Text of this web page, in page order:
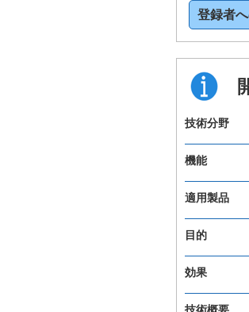
登録者
技術分野
機能
適用製品
目的
効果